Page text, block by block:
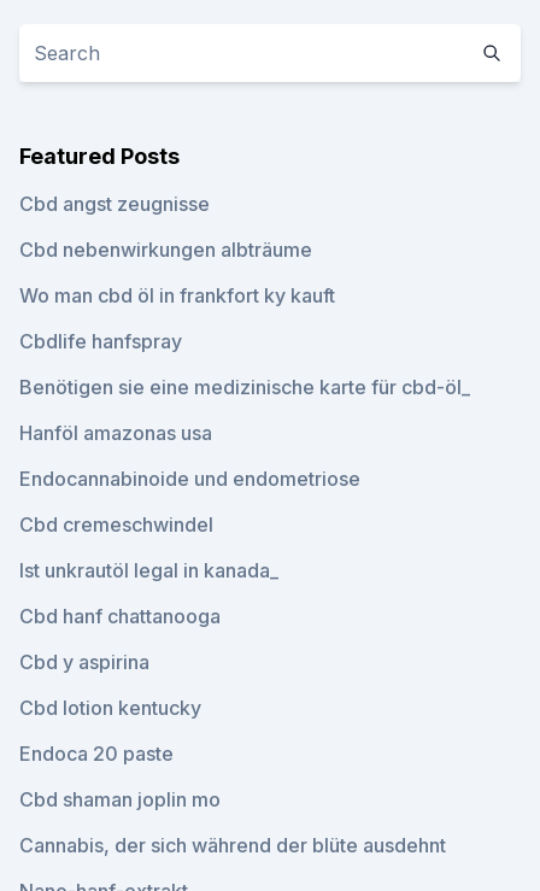
Featured Posts
Cbd angst zeugnisse
Cbd nebenwirkungen albträume
Wo man cbd öl in frankfort ky kauft
Cbdlife hanfspray
Benötigen sie eine medizinische karte für cbd-öl_
Hanföl amazonas usa
Endocannabinoide und endometriose
Cbd cremeschwindel
Ist unkrautöl legal in kanada_
Cbd hanf chattanooga
Cbd y aspirina
Cbd lotion kentucky
Endoca 20 paste
Cbd shaman joplin mo
Cannabis, der sich während der blüte ausdehnt